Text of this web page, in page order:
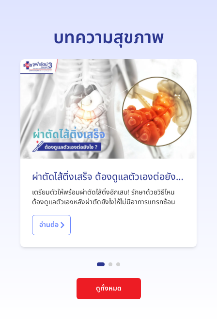
บทความสุขภาพ
ผ่าตัดไส้ติ่งเสร็จ ต้องดูแลตัวเองต่อยังไง
?
เตรียมตัวให้พร้อมผ่าตัดไส้ติ่งอักเสบ! รักษาด้วยวิธีไหน
ต้องดูแลตัวเองหลังผ่าตัดยังไงให้ไม่มีอาการแทรกซ้อน
อ่านต่อ
ดูทั้งหมด